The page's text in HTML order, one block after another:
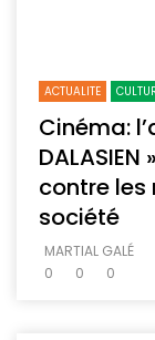
ACTUALITE
Cinéma:
contre
société
MARTIAL GALÉ
0
0 0